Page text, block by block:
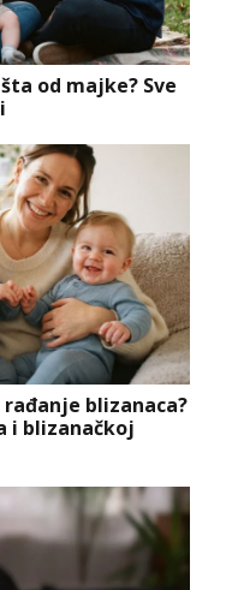
od majke? Sve
blizanaca?
i blizanačkoj